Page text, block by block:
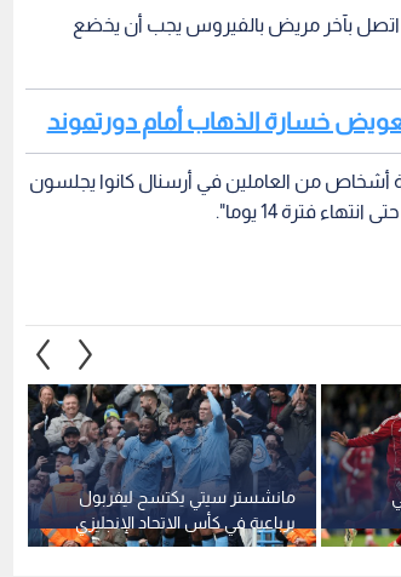
اتصل بآخر مريض بالفيروس يجب أن يخضع
خسارة الذهاب أمام دورتموند
في منازلهم حتى انتهاء فترة 14 يوما. أربعة أشخاص من العاملين في أرسنال كانوا يجلسون
فترة 14 يوما".
مانشستر سيتي يكتسح ليفربول
برباعية في كأس الاتحاد الإنجليزي